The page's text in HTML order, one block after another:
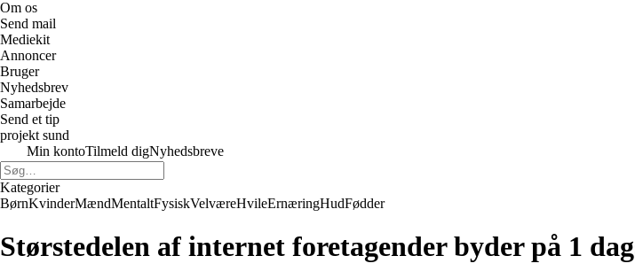
Om os
Send mail
Mediekit
Annoncer
Bruger
Nyhedsbrev
Samarbejde
Send et tip
projekt sund
Min kontoTilmeld digNyhedsbreve
Kategorier
BørnKvinderMændMentaltFysiskVelværeHvileErnæringHudFødder
Størstedelen af internet foretagender byder på 1